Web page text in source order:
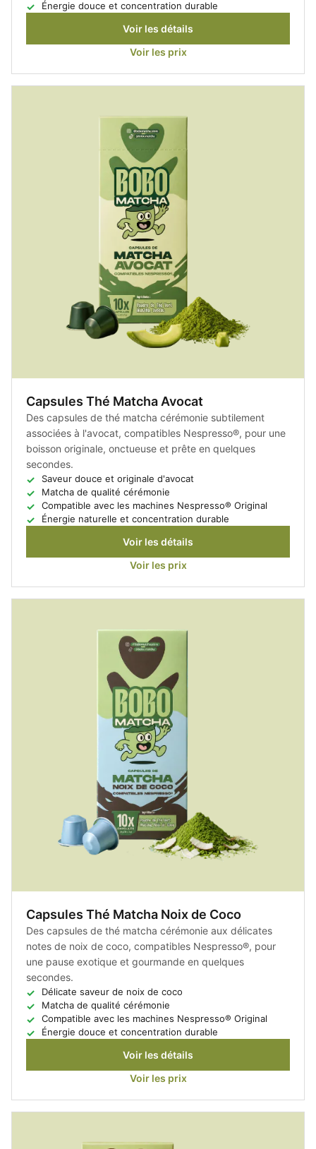
Énergie douce et concentration durable
Voir les détails
Voir les prix
Capsules Thé Matcha Avocat
Des capsules de thé matcha cérémonie subtilement
associées à l'avocat, compatibles Nespresso®, pour une
boisson originale, onctueuse et prête en quelques
secondes.
Saveur douce et originale d'avocat
Matcha de qualité cérémonie
Compatible avec les machines Nespresso® Original
Énergie naturelle et concentration durable
Voir les détails
Voir les prix
Capsules Thé Matcha Noix de Coco
Des capsules de thé matcha cérémonie aux délicates
notes de noix de coco, compatibles Nespresso®, pour
une pause exotique et gourmande en quelques
secondes.
Délicate saveur de noix de coco
Matcha de qualité cérémonie
Compatible avec les machines Nespresso® Original
Énergie douce et concentration durable
Voir les détails
Voir les prix